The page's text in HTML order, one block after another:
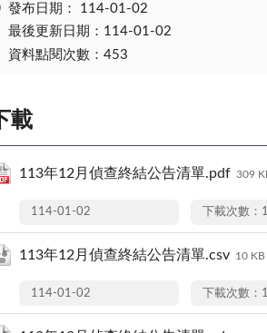
發布日期： 114-01-02
最後更新日期：114-01-02
資料點閱次數：453
載
113年12月偵查終結公告清單.pdf 309
114-01-02 下載次數：
113年12月偵查終結公告清單.csv 10 KB
114-01-02 下載次數：